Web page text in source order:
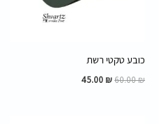
כובע טקטי רשת
60.00₪
45.00 ₪